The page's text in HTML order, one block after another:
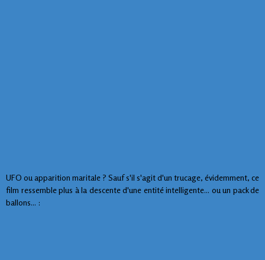
UFO ou apparition maritale ? Sauf s'il s'agit d'un trucage, évidemment, ce
film ressemble plus à la descente d'une entité intelligente... ou un pack de
ballons... :